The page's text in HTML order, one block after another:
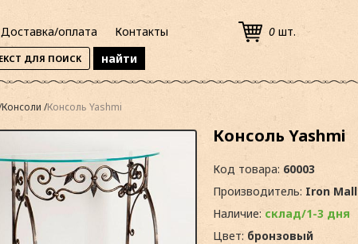
Доставка/оплата Контакты 0 шт.
Консоли Консоль Yashmi
Консоль Yashmi
Код товара: 60003
Производитель: Iron Mall
Наличие: склад/1-3 дня
Цвет: бронзовый